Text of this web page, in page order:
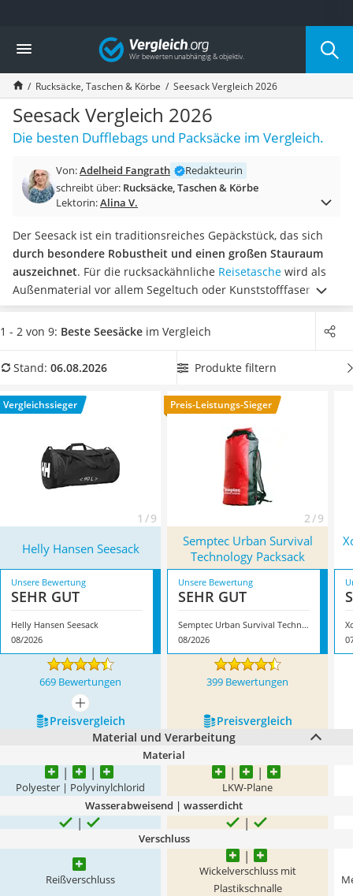
Die beliebtesten Vergleiche nach Kategorie
Mode
Boxershorts
Cellulite-Leggings
Herrensocken
Polarisierte Sonnenbrille
Hausschuhe Herren
Suunto-Uhr
Überzieh-Sonnenbrille
Sneaker Herren
Geldbörse Herren
Knirps-Regenschirm
Periodenunterwäsche
RFID-Schutzkarte
Motorradbrillen
Ausweishülle
Beheizbare Handschuhe
Gesundheitsschuhe
Vergleich
Rucksäcke, Taschen & Körbe Seesack Vergleich 2026
Seesack Vergleich 2026
Die besten Dufflebags und Packsäcke im Vergleich.
Von:Adelheid Fangrath
Redakteurin
schreibt über: Rucksäcke, Taschen & Körbe
Lektorin:Alina V.
Der Seesack ist ein traditionsreiches Gepäckstück, das sich
durch besondere Robustheit und einen großen Stauraum
auszeichnet. Für die rucksackähnliche Reisetasche wird als
Außenmaterial vor allem Segeltuch oder Kunststofffaser
verwendet, damit sie wasserdicht ist oder zumindest
wasserabweisende Eigenschaften aufweist.
empfehlenswert, wenn Sie das Modell nicht nur in der Hand,
möchten. Achten Sie außerdem auf praktische
Außentaschen, in denen Sie Ihre Geldbörse oder Schlüssel
können. Überzeugt hat uns hier im August
2026 besonders das Modell
Helly Hansen Seesack
seinen Eigenschaften.
1 - 2 von 9: Beste Seesäcke im Vergleich
Stand: 06.08.2026 Produkte filtern
Vergleichssieger
1 / 9
Preis-Leistungs-Sieger
2 / 9
Helly Hansen Seesack
Semptec Urban Survival
Technology Packsack
Unsere Bewertung
SEHR GUT
Helly Hansen Seesack
08/2026
Unsere Bewertung
SEHR GUT
Semptec Urban Survival Technology Packsack
08/2026
669 Bewertungen 399 Bewertungen
mehr anzeigen
Preis­vergleich
Preis­vergleich
Material und Verarbeitung
Material
Polyester | Polyvinylchlorid LKW-Plane
Wasserabweisend | wasserdicht
Verschluss
Reißverschluss
Wickelverschluss mit
Plastikschnalle